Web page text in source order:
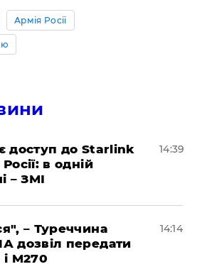
Армія Росії
доступ до Starlink
в одній
– ЗМІ
14:39
– Туреччина
дозвіл передати
і M270
14:14